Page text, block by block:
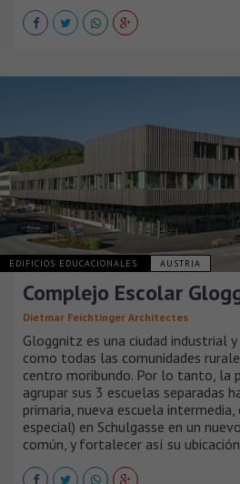
EDIFICIOS EDUCACIONALES AUSTRIA
Complejo Escolar
Dietmar Feichtinger Architectes
Gloggnitz es una ciudad industrial
como todas las comunidades
centro moribundo. Por lo tanto, la
agrupar sus 3 escuelas separadas
primaria, nueva escuela
especial) en Schulgasse en un
común, y fortalecer así su